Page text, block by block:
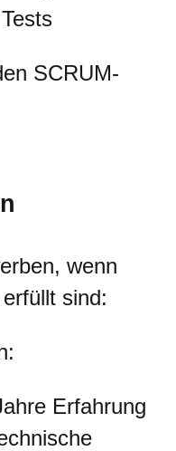
SCRUM-
wenn
sind:
Erfahrung